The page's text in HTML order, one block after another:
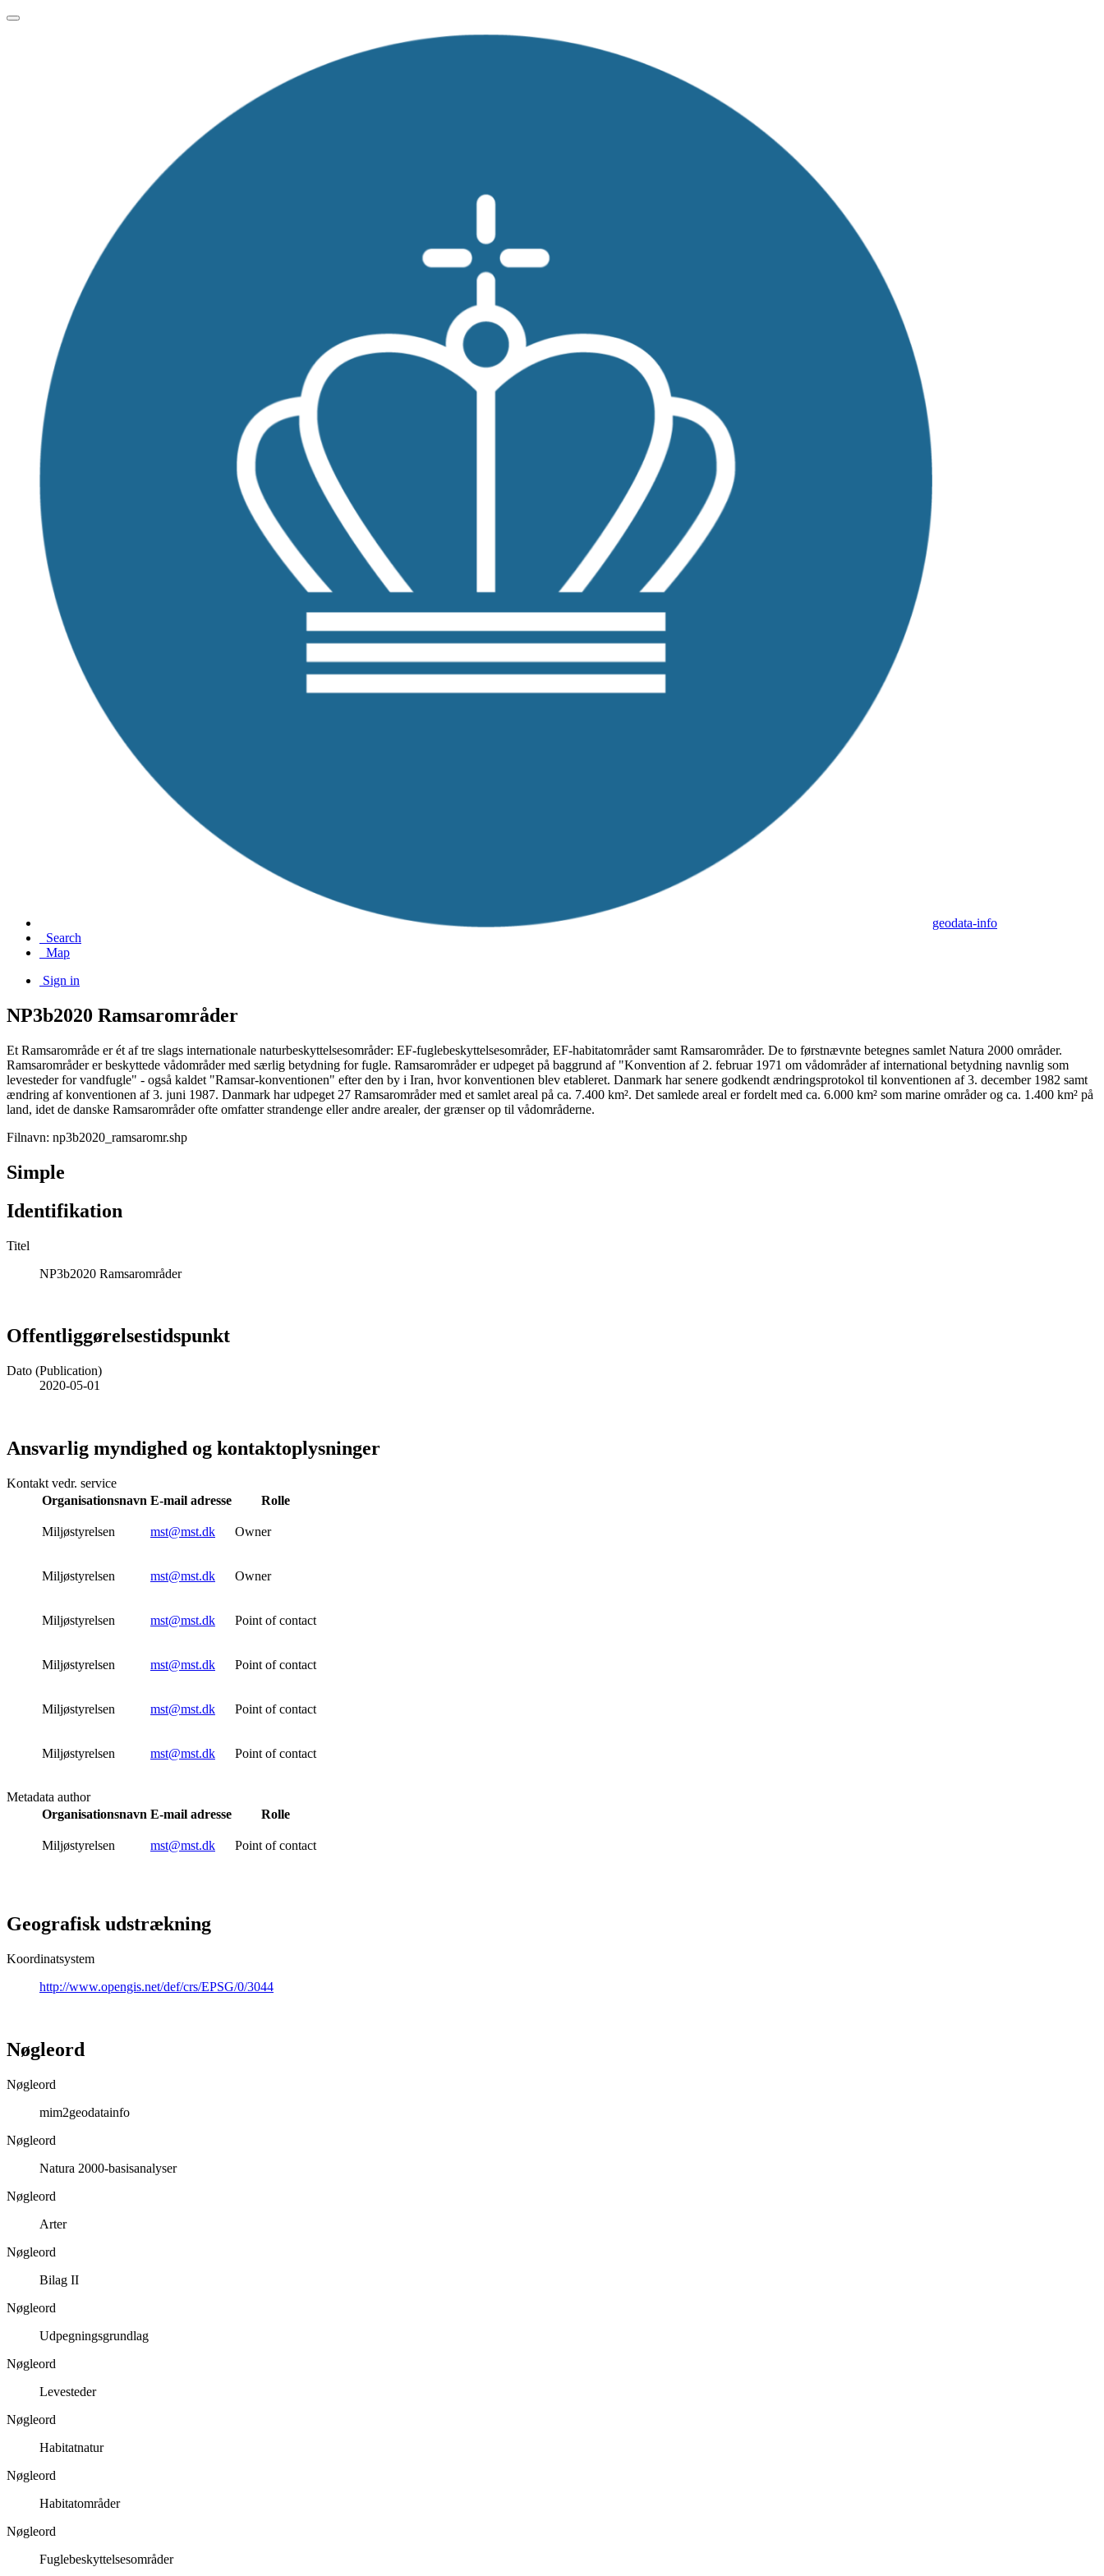
geodata-info
Search
Map
Sign in
NP3b2020 Ramsarområder
Et Ramsarområde er ét af tre slags internationale naturbeskyttelsesområder: EF-fuglebeskyttelsesområder, EF-habitatområder samt Ramsarområder. De to førstnævnte betegnes samlet Natura 2000 områder.
Ramsarområder er beskyttede vådområder med særlig betydning for fugle. Ramsarområder er udpeget på baggrund af "Konvention af 2. februar 1971 om vådområder af international betydning navnlig som
levesteder for vandfugle" - også kaldet "Ramsar-konventionen" efter den by i Iran, hvor konventionen blev etableret. Danmark har senere godkendt ændringsprotokol til konventionen af 3. december 1982 samt
ændring af konventionen af 3. juni 1987. Danmark har udpeget 27 Ramsarområder med et samlet areal på ca. 7.400 km². Det samlede areal er fordelt med ca. 6.000 km² som marine områder og ca. 1.400 km² på
land, idet de danske Ramsarområder ofte omfatter strandenge eller andre arealer, der grænser op til vådområderne.
Filnavn: np3b2020_ramsaromr.shp
Simple
Identifikation
Titel
NP3b2020 Ramsarområder
Offentliggørelsestidspunkt
Dato (Publication)
2020-05-01
Ansvarlig myndighed og kontaktoplysninger
Kontakt vedr. service
Organisationsnavn E-mail adresse Rolle
Miljøstyrelsen mst@mst.dk Owner
Miljøstyrelsen mst@mst.dk Owner
Miljøstyrelsen mst@mst.dk Point of contact
Miljøstyrelsen mst@mst.dk Point of contact
Miljøstyrelsen mst@mst.dk Point of contact
Miljøstyrelsen mst@mst.dk Point of contact
Metadata author
Organisationsnavn E-mail adresse Rolle
Miljøstyrelsen mst@mst.dk Point of contact
Geografisk udstrækning
Koordinatsystem
http://www.opengis.net/def/crs/EPSG/0/3044
Nøgleord
Nøgleord
mim2geodatainfo
Nøgleord
Natura 2000-basisanalyser
Nøgleord
Arter
Nøgleord
Bilag II
Nøgleord
Udpegningsgrundlag
Nøgleord
Levesteder
Nøgleord
Habitatnatur
Nøgleord
Habitatområder
Nøgleord
Fuglebeskyttelsesområder